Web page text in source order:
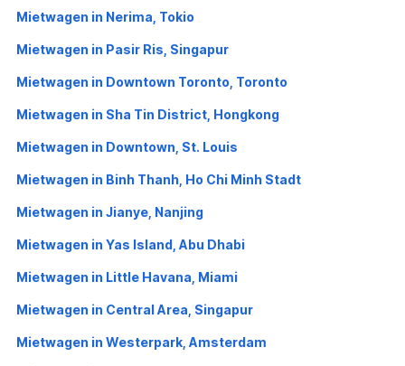
Mietwagen in Nerima, Tokio
Mietwagen in Pasir Ris, Singapur
Mietwagen in Downtown Toronto, Toronto
Mietwagen in Sha Tin District, Hongkong
Mietwagen in Downtown, St. Louis
Mietwagen in Binh Thanh, Ho Chi Minh Stadt
Mietwagen in Jianye, Nanjing
Mietwagen in Yas Island, Abu Dhabi
Mietwagen in Little Havana, Miami
Mietwagen in Central Area, Singapur
Mietwagen in Westerpark, Amsterdam